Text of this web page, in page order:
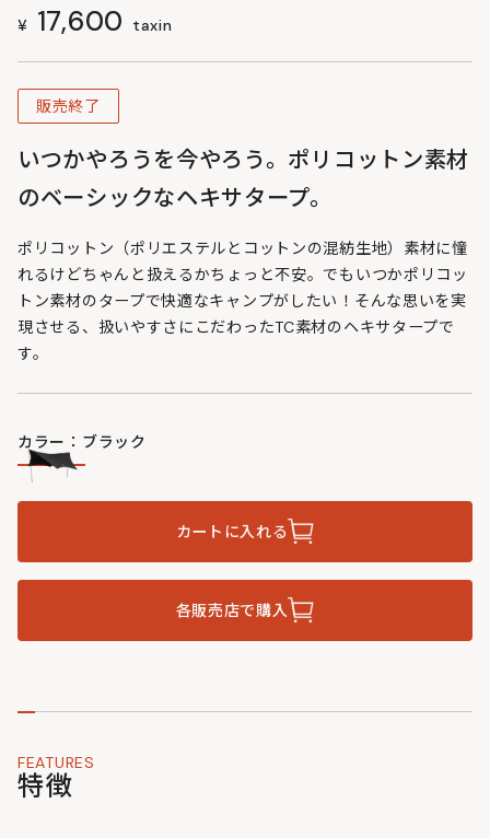
¥ 17,600 taxin
販売終了
いつかやろうを今やろう。ポリコットン素材
のベーシックなヘキサタープ。
ポリコットン（ポリエステルとコットンの混紡生地）素材に憧
れるけどちゃんと扱えるかちょっと不安。でもいつかポリコッ
トン素材のタープで快適なキャンプがしたい！そんな思いを実
現させる、扱いやすさにこだわったTC素材のヘキサタープで
す。
カラー：ブラック
カートに入れる
各販売店で購入
FEATURES
特徴